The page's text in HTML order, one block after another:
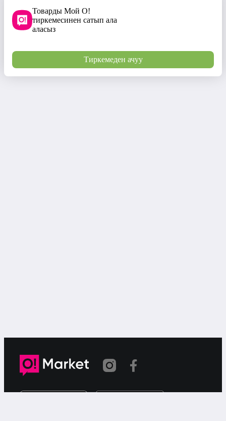
Товарды Мой О!
тиркемесинен сатып ала
аласыз
Тиркемеден ачуу